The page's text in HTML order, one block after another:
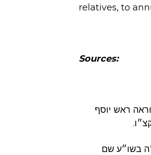
relatives, to
Sources:
ראש יוסף
בשו״ע שם